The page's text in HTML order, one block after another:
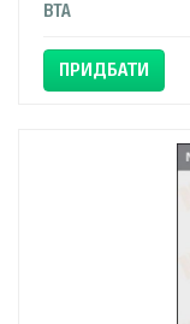
BTA
ПРИДБАТИ